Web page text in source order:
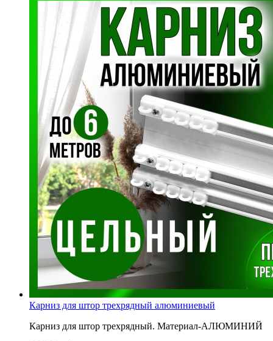
Карниз для штор трехрядный алюминиевый
Карниз для штор трехрядный. Материал-АЛЮМИНИЙ